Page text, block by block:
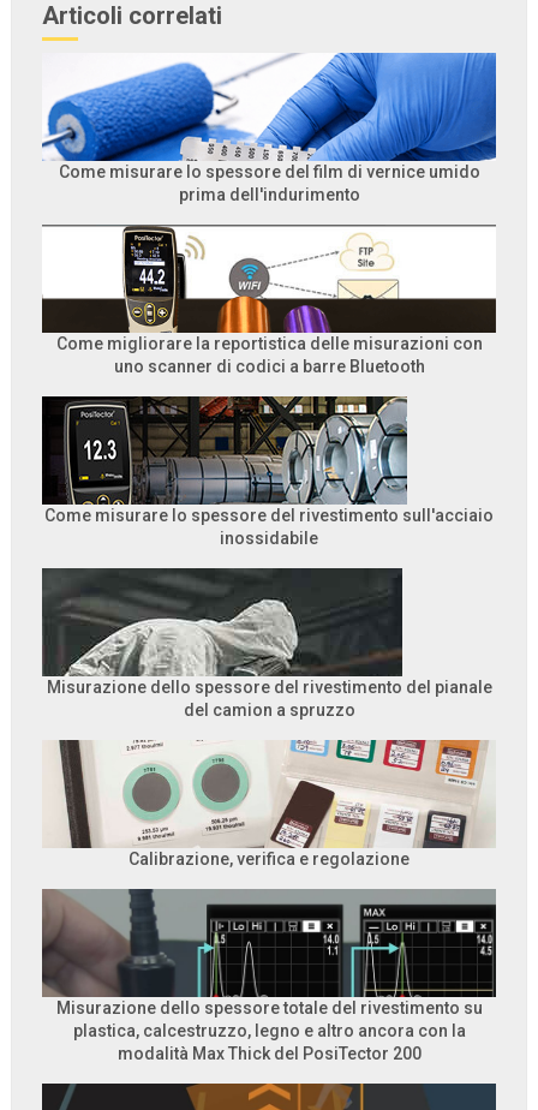
Articoli correlati
Come misurare lo spessore del film di vernice umido
prima dell'indurimento
Come migliorare la reportistica delle misurazioni con
uno scanner di codici a barre Bluetooth
Come misurare lo spessore del rivestimento sull'acciaio
inossidabile
Misurazione dello spessore del rivestimento del pianale
del camion a spruzzo
Calibrazione, verifica e regolazione
Misurazione dello spessore totale del rivestimento su
plastica, calcestruzzo, legno e altro ancora con la
modalità Max Thick del PosiTector 200